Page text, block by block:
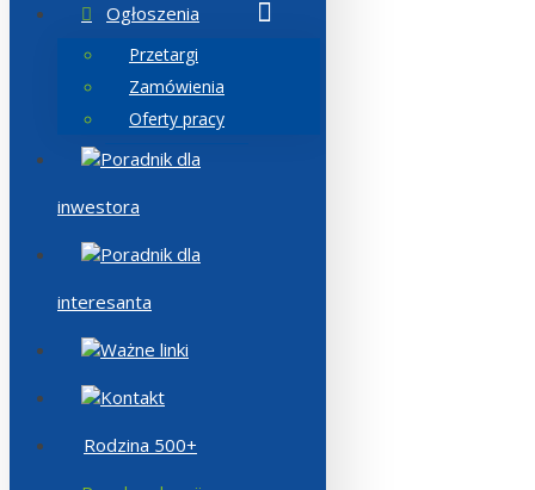
Ogłoszenia
Przetargi
Zamówienia
Oferty pracy
Poradnik dla
inwestora
Poradnik dla
interesanta
Ważne linki
Kontakt
Rodzina 500+